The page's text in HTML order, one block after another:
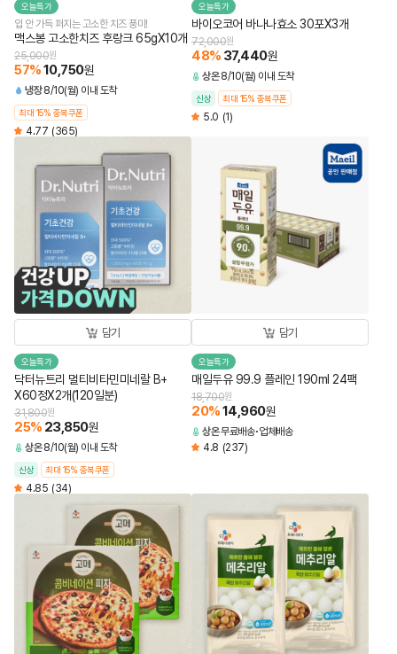
오늘특가
입 안 가득 퍼지는 고소한 치즈 풍미!
맥스봉 고소한치즈 후랑크 65gX10개
25,000원
57%10,750원
냉장 8/10(월) 이내 도착
최대 15% 중복쿠폰
4.77 (365)
오늘특가
바이오코어 바나나효소 30포X3개
72,000원
48% 37,440원
상온 8/10(월) 이내 도착
신상 최대 15% 중복쿠폰
5.0 (1)
담기
오늘특가
닥터뉴트리 멀티비타민미네랄 B+
X60정X2개(120일분)
31,800원
25% 23,850원
상온 8/10(월) 이내 도착
신상 최대 15% 중복쿠폰
4.85 (34)
담기
오늘특가
매일두유 99.9 플레인 190ml 24팩
18,700원
20%14,960원
상온무료배송 업체배송
4.8 (237)